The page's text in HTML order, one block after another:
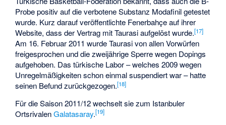
Probe positiv auf die verbotene Substanz Modafinil getestet
wurde. Kurz darauf veröffentlichte Fenerbahçe auf ihrer
Website, dass der Vertrag mit Taurasi aufgelöst wurde.[17]
Am 16. Februar 2011 wurde Taurasi von allen Vorwürfen
freigesprochen und die zweijährige Sperre wegen Dopings
aufgehoben. Das türkische Labor – welches 2009 wegen
Unregelmäßigkeiten schon einmal suspendiert war – hatte
seinen Befund zurückgezogen.[18]
Für die Saison 2011/12 wechselt sie zum Istanbuler
OrtsrivalenGalatasaray.[19]